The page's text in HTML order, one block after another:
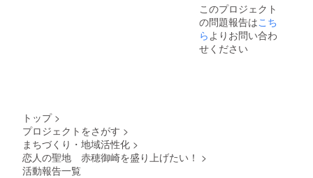
このプロジェクト
の問題報告はこち
ら よりお問い合わ
せください
トップ >
プロジェクトをさがす >
まちづくり・地域活性化 >
恋人の聖地 赤穂御崎を盛り上げたい！ >
活動報告一覧